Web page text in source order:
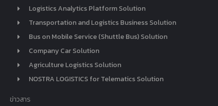
Logistics Analytics Platform Solution
Transportation and Logistics Business Solution
Bus on Mobile Service (Shuttle Bus) Solution
Company Car Solution
Agriculture Logistics Solution
NOSTRA LOGISTICS for Telematics Solution
ข่าวสาร